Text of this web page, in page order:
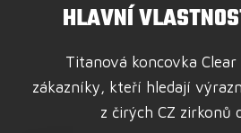
HLAVNÍ
Titanová koncovka
zákazníky, kteří hledají
z čirých CZ zirkonů